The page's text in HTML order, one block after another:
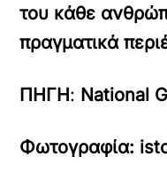
του κάθε
πραγματικά
ΠΗΓΗ: National
Φωτογραφία: